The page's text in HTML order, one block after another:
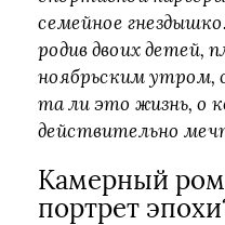
семейное
родив двоих детей,
ноябрьским утром,
та ли это жизнь, о
действительно
Камерный
портрет